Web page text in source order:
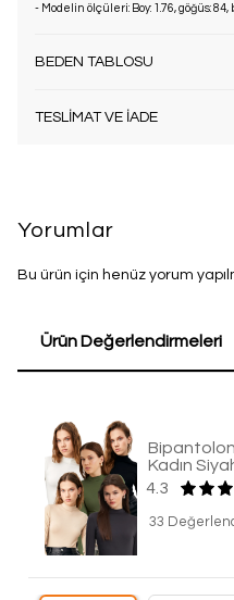
- Modelin ölçüleri: Boy: 1.76, göğüs: 84,
BEDEN TABLOSU
TESLİMAT VE İADE
Yorumlar
Bu ürün için henüz yorum
Ürün Değerlendirmeleri
Bipantolon
4.3
33